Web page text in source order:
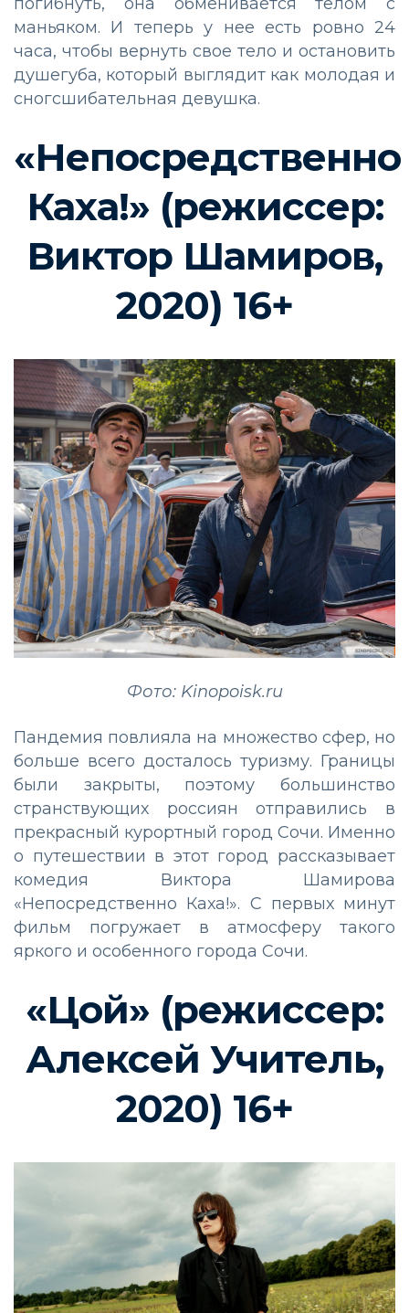
маньяком. И теперь у нее есть ровно 24
часа, чтобы вернуть свое тело и остановить
душегуба, который выглядит как молодая и
сногсшибательная девушка.
«Непосредственно
Каха!» (режиссер:
Виктор Шамиров,
2020) 16+
Фото: Kinopoisk.ru
Пандемия повлияла на множество сфер, но
больше всего досталось туризму. Границы
были закрыты, поэтому большинство
странствующих россиян отправились в
прекрасный курортный город Сочи. Именно
о путешествии в этот город рассказывает
комедия Виктора Шамирова
«Непосредственно Каха!». С первых минут
фильм погружает в атмосферу такого
яркого и особенного города Сочи.
«Цой» (режиссер:
Алексей Учитель,
2020) 16+